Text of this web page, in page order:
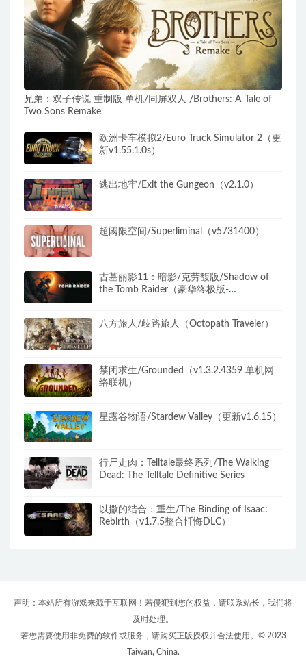
兄弟：双子传说 重制版 单机/同屏双人 /Brothers: A Tale of
Two Sons Remake
欧洲卡车模拟2/Euro Truck Simulator 2（更
新v1.55.1.0s）
逃出地牢/Exit the Gungeon（v2.1.0）
超阈限空间/Superliminal（v5731400）
古墓丽影11：暗影/克劳馥版/Shadow of
the Tomb Raider（豪华终极版-
八方旅人/歧路旅人（Octopath Traveler）
禁闭求生/Grounded（v1.3.2.4359 单机网
络联机）
星露谷物语/Stardew Valley（更新v1.6.15）
行尸走肉：Telltale最终系列/The Walking
Dead: The Telltale Definitive Series
以撒的结合：重生/The Binding of Isaac:
Rebirth（v1.7.5整合忏悔DLC）
声明：本站所有游戏来源于互联网！若侵犯到您的权益，请联系站长，我们将
及时处理。
若您需要使用非免费的软件或服务，请购买正版授权并合法使用。© 2023
Taiwan, China.